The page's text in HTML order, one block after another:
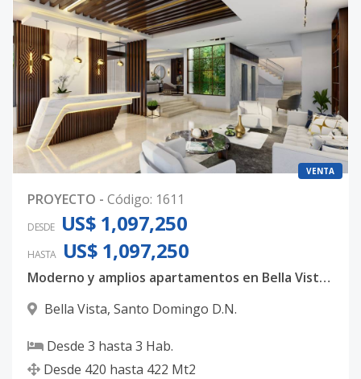
VENTA
PROYECTO - Código: 1611
DESDE US$ 1,097,250
HASTA US$ 1,097,250
Moderno y amplios apartamentos en Bella Vista, con 3 habitaciones, 3.5 baños y 4 parqueos techados
Bella Vista, Santo Domingo D.N.
Desde 3 hasta 3 Hab.
Desde 420 hasta 422 Mt2